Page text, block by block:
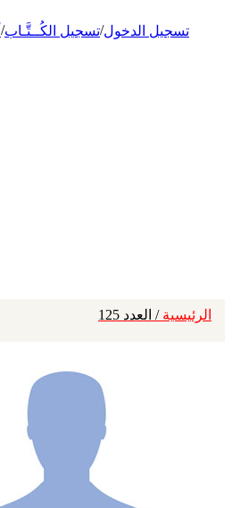
تسجيل الدخول/تسجيل الكُــتَّـاب/
الرئيسية / العدد 125